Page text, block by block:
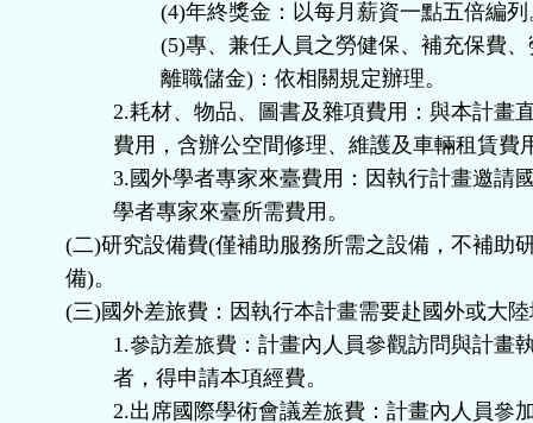
(4)年終獎金：以每月薪資一點五倍編列
(5)專、兼任人員之勞健保、補充保費
離職儲金)：依相關規定辦理。
2.耗材、物品、圖書及雜項費用：與本計畫
費用，含辦公空間修理、維護及車輛租賃費
3.國外學者專家來臺費用：因執行計畫邀請
學者專家來臺所需費用。
(二)研究設備費(僅補助服務所需之設備，不補助
備)。
(三)國外差旅費：因執行本計畫需要赴國外或大
1.參訪差旅費：計畫內人員參觀訪問與計畫
者，得申請本項經費。
2.出席國際學術會議差旅費：計畫內人員參